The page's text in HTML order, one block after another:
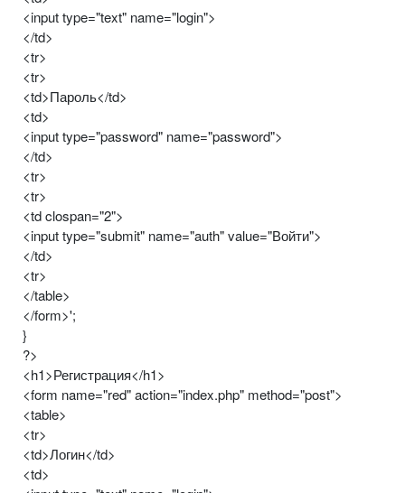
<input type="text" name="login">
</td>
<tr>
<tr>
<td>Пароль</td>
<td>
<input type="password" name="password">
</td>
<tr>
<tr>
<td clospan="2">
<input type="submit" name="auth" value="Войти">
</td>
<tr>
</table>
</form>';
}
?>
<h1>Регистрация</h1>
<form name="red" action="index.php" method="post">
<table>
<tr>
<td>Логин</td>
<td>